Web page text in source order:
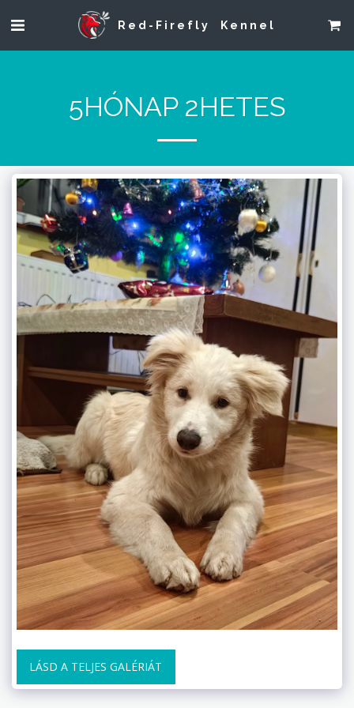
Red-Firefly Kennel
5HÓNAP 2HETES
LÁSD A TELJES GALÉRIÁT